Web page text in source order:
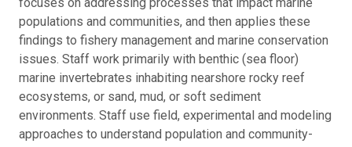
populations and communities, and then applies these
findings to fishery management and marine conservation
issues. Staff work primarily with benthic (sea floor)
marine invertebrates inhabiting nearshore rocky reef
ecosystems, or sand, mud, or soft sediment
environments. Staff use field, experimental and modeling
approaches to understand population and community-